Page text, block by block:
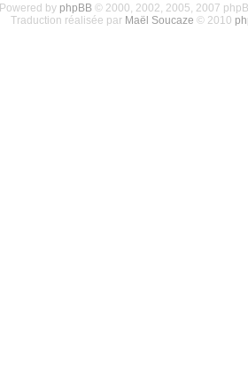
Powered by phpBB© 2000, 2002, 2005, 2007
Traduction réalisée par Maël Soucaze © 2010